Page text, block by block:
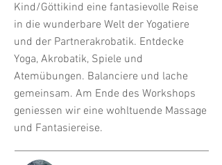
Kind/Göttikind eine fantasievolle Reise
in die wunderbare Welt der Yogatiere
und der Partnerakrobatik. Entdecke
Yoga, Akrobatik, Spiele und
Atemübungen. Balanciere und lache
gemeinsam. Am Ende des Workshops
geniessen wir eine wohltuende Massage
und Fantasiereise.